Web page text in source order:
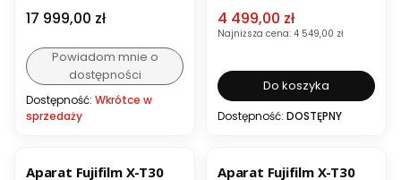
Cena
17 999,00 zł
Powiadom mnie o
dostępności
Dostępność: Wkrótce w
sprzedaży
Cena promocyjna
4 499,00 zł
Najniższa cena: 4 549,00 zł
Do koszyka
Dostępność: DOSTĘPNY
Aparat Fujifilm X-T30
Aparat Fujifilm X-T30